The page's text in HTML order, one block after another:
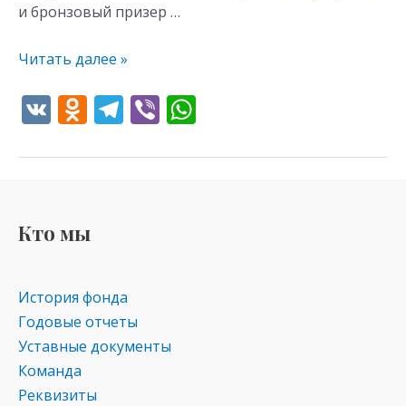
и бронзовый призер …
Читать далее »
V O
n
kl
as
s
ni
ki
T
e
Vi
er at
Кто мы
История фонда
Годовые отчеты
Уставные документы
Команда
Реквизиты